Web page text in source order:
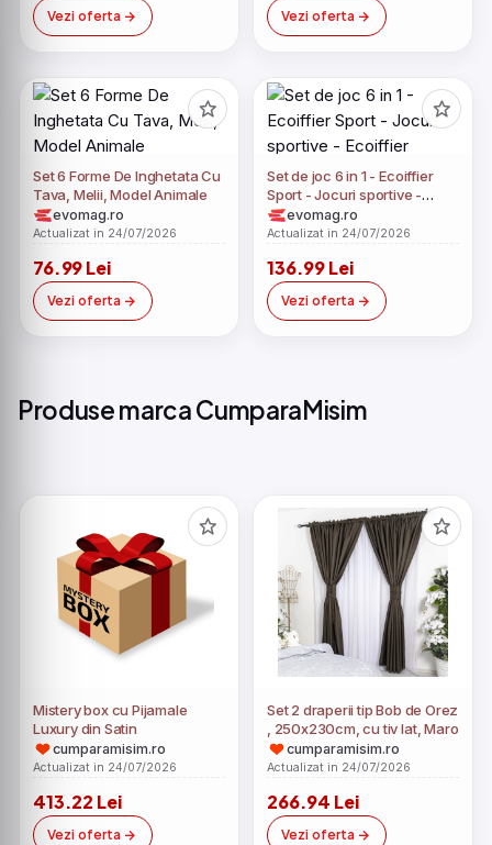
Vezi oferta Vezi oferta
Set 6 Forme De Inghetata Cu
Tava, Melii, Model Animale
evomag.ro
Actualizat in 24/07/2026
76.99 Lei
Vezi oferta
Set de joc 6 in 1 - Ecoiffier
Sport - Jocuri sportive -
Ecoiffier
evomag.ro
Actualizat in 24/07/2026
136.99 Lei
Vezi oferta
Produse marca CumparaMisim
Mistery box cu Pijamale
Luxury din Satin
cumparamisim.ro
Actualizat in 24/07/2026
413.22 Lei
Vezi oferta
Set 2 draperii tip Bob de Orez
, 250x230cm, cu tiv lat, Maro
cumparamisim.ro
Actualizat in 24/07/2026
266.94 Lei
Vezi oferta